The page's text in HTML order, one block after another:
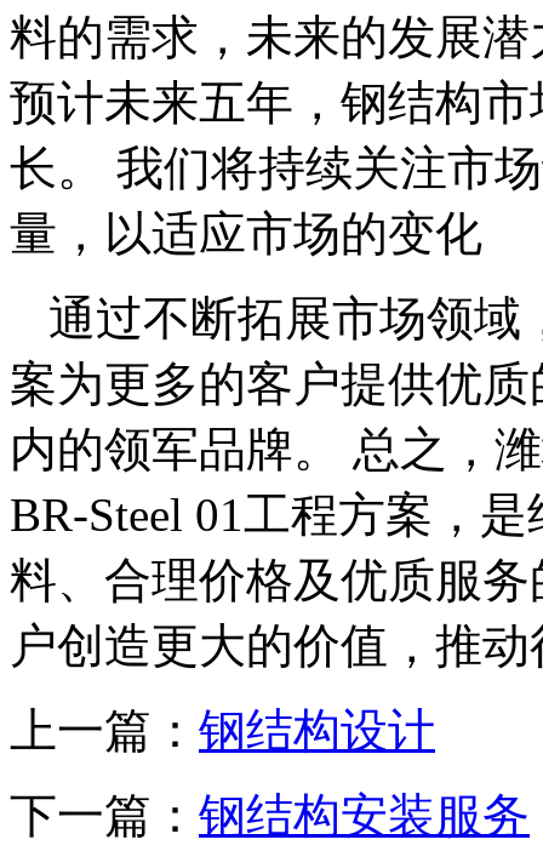
料的需求，未来的发展
预计未来五年，钢结构
长。 我们将持续关注市
量，以适应市场的变化
通过不断拓展市场领域
案为更多的客户提供优
内的领军品牌。 总之，
BR-Steel 01工程方案，
料、合理价格及优质服
户创造更大的价值，推
上一篇： 钢结构设计
下一篇： 钢结构安装服务